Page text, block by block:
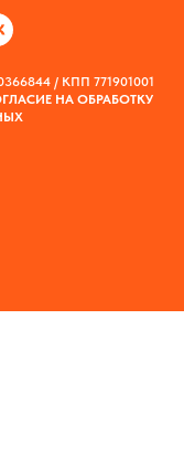
/ КПП 771901001
НА ОБРАБОТКУ